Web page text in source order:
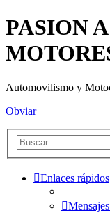
PASION
Automovilismo y
Obviar
Enlaces rápidos